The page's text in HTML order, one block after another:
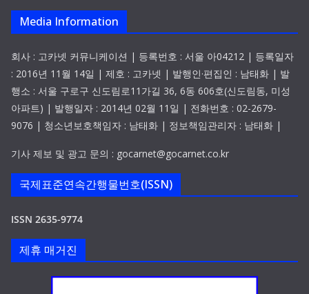
Media Information
회사 : 고카넷 커뮤니케이션 | 등록번호 : 서울 아04212 | 등록일자
: 2016년 11월 14일 | 제호 : 고카넷 | 발행인·편집인 : 남태화 | 발
행소 : 서울 구로구 신도림로11가길 36, 6동 606호(신도림동, 미성
아파트) | 발행일자 : 2014년 02월 11일 | 전화번호 : 02-2679-
9076 | 청소년보호책임자 : 남태화 | 정보책임관리자 : 남태화 |
기사 제보 및 광고 문의 : gocarnet@gocarnet.co.kr
국제표준연속간행물번호(ISSN)
ISSN 2635-9774
제휴 매거진